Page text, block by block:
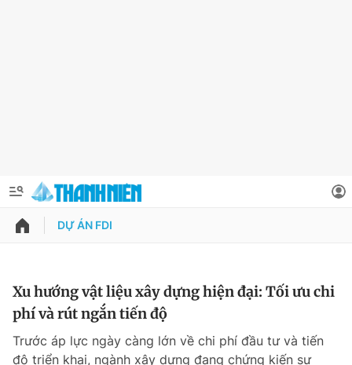
QUẢNG CÁO
Thông tin tài khoản
Đổi mật khẩu
Tin đã lưu
DỰ ÁN FDI
Xu hướng vật liệu xây dựng hiện đại: Tối ưu chi
phí và rút ngắn tiến độ
Trước áp lực ngày càng lớn về chi phí đầu tư và tiến
độ triển khai, ngành xây dựng đang chứng kiến sự